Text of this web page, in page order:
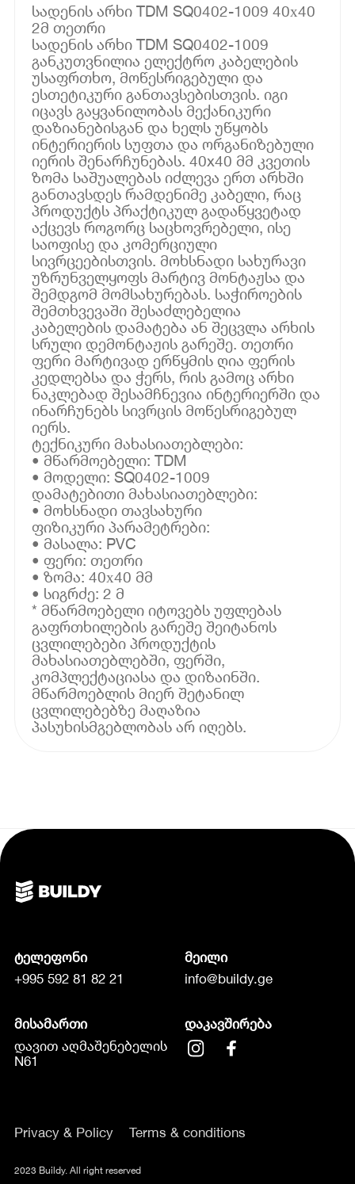
სადენის არხი TDM SQ0402-1009 40х40
2მ თეთრი
სადენის არხი TDM SQ0402-1009
განკუთვნილია ელექტრო კაბელების
უსაფრთხო, მოწესრიგებული და
ესთეტიკური განთავსებისთვის. იგი
იცავს გაყვანილობას მექანიკური
დაზიანებისგან და ხელს უწყობს
ინტერიერის სუფთა და ორგანიზებული
იერის შენარჩუნებას. 40x40 მმ კვეთის
ზომა საშუალებას იძლევა ერთ არხში
განთავსდეს რამდენიმე კაბელი, რაც
პროდუქტს პრაქტიკულ გადაწყვეტად
აქცევს როგორც საცხოვრებელი, ისე
საოფისე და კომერციული
სივრცეებისთვის. მოხსნადი სახურავი
უზრუნველყოფს მარტივ მონტაჟსა და
შემდგომ მომსახურებას. საჭიროების
შემთხვევაში შესაძლებელია
კაბელების დამატება ან შეცვლა არხის
სრული დემონტაჟის გარეშე. თეთრი
ფერი მარტივად ერწყმის ღია ფერის
კედლებსა და ჭერს, რის გამოც არხი
ნაკლებად შესამჩნევია ინტერიერში და
ინარჩუნებს სივრცის მოწესრიგებულ
იერს.
ტექნიკური მახასიათებლები:
• მწარმოებელი: TDM
• მოდელი: SQ0402-1009
დამატებითი მახასიათებლები:
• მოხსნადი თავსახური
ფიზიკური პარამეტრები:
• მასალა: PVC
• ფერი: თეთრი
• ზომა: 40х40 მმ
• სიგრძე: 2 მ
* მწარმოებელი იტოვებს უფლებას
გაფრთხილების გარეშე შეიტანოს
ცვლილებები პროდუქტის
მახასიათებლებში, ფერში,
კომპლექტაციასა და დიზაინში.
მწარმოებლის მიერ შეტანილ
ცვლილებებზე მაღაზია
პასუხისმგებლობას არ იღებს.
ტელეფონი
+995 592 81 82 21
მეილი
info@buildy.ge
მისამართი
დავით აღმაშენებელის
N61
დაკავშირება
Privacy & Policy Terms & conditions
2023 Buildy. All right reserved